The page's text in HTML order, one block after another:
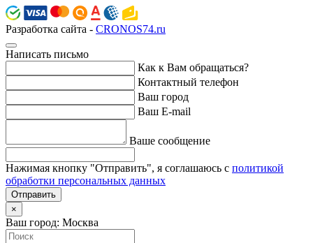
Разработка сайта - CRONOS74.ru
Написать письмо
Как к Вам обращаться?
Контактный телефон
Ваш город
Ваш E-mail
Ваше сообщение
Нажимая кнопку "Отправить", я соглашаюсь с политикой
обработки персональных данных
Отправить
×
Ваш город: Москва